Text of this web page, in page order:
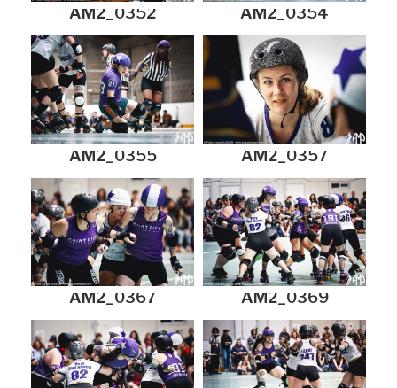
AM2_0352 AM2_0354
AM2_0355 AM2_0357
AM2_0367 AM2_0369